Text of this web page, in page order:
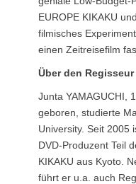
EUROPE KIKAKU
filmisches
einen Zeitreisefilm
Über den Regisseur
Junta YAMAGUCHI,
geboren, studierte
University. Seit 2005
DVD-Produzent Teil
KIKAKU aus Kyoto.
führt er u.a. auch